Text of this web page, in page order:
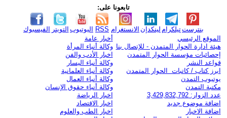
تابعونا على:
الفيسبوك التويتر اليوتيوب RSS الانستغرام لينكدإن تيلكرامبنترست
الموقع الرئيسي
هيئة ادارة الحوار المتمدن - للإتصال بنا
إحصائيات مؤسسة الحوار المتمدن
قواعد النشر
ابرز كتاب / كاتبات الحوار المتمدن
يوتيوب التمدن
مكتبة التمدن
عدد الزوار: 3,429,832,792
اضافة موضوع جديد
اضافة الاخبار
أخبار عامة
وكالة أنباء المرأة
اخبار الأدب والفن
وكالة أنباء اليسار
وكالة أنباء العلمانية
وكالة أنباء العمال
وكالة أنباء حقوق الإنسان
اخبار الرياضة
اخبار الاقتصاد
اخبار الطب والعلوم